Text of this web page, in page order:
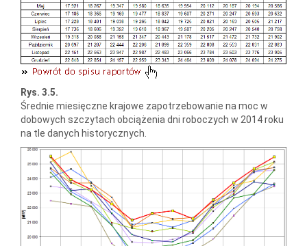
Rys. 3.5.
Średnie miesięczne krajowe zapotrzebowanie na moc w
dobowych szczytach obciążenia dni roboczych w 2014 roku
na tle danych historycznych.